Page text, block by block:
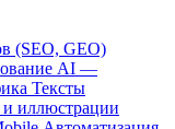
(SEO, GEO)
AI —
Тексты
иллюстрации